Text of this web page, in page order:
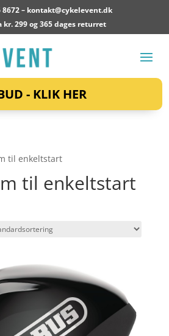
– kontakt@cykelevent.dk
kr. 299 og 365 dages returret
- KLIK HER
til enkeltstart
til enkeltstart